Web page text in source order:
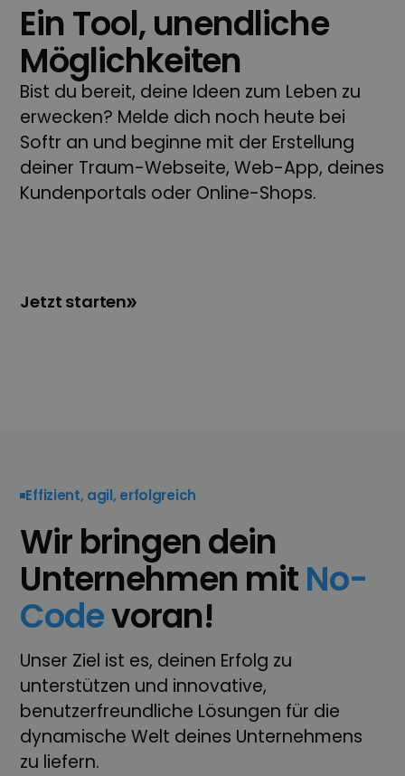
Ein Tool, unendliche
Möglichkeiten
Bist du bereit, deine Ideen zum Leben zu
erwecken? Melde dich noch heute bei
Softr an und beginne mit der Erstellung
deiner Traum-Webseite, Web-App, deines
Kundenportals oder Online-Shops.
Jetzt starten
Effizient, agil, erfolgreich
Wir bringen dein
Unter­nehmen mitNo-
Codevoran!
Unser Ziel ist es, deinen Erfolg zu
unterstützen und innovative,
benutzerfreundliche Lösungen für die
dynamische Welt deines Unternehmens
zu liefern.